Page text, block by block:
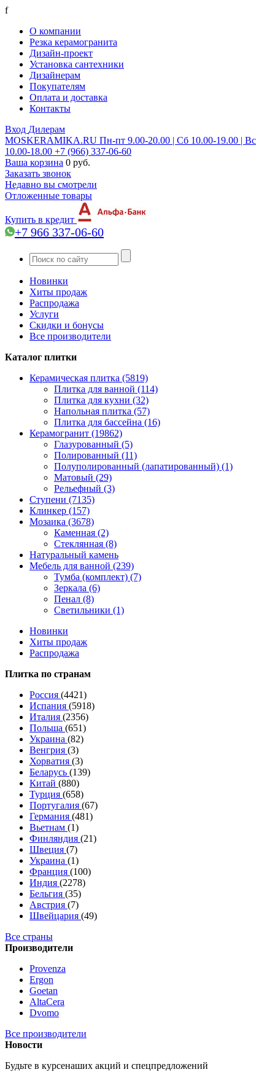
f
О компании
Резка керамогранита
Дизайн-проект
Установка сантехники
Дизайнерам
Покупателям
Оплата и доставка
Контакты
Вход Дилерам
MOSKERAMIKA.RU Пн-пт 9.00-20.00 | Сб 10.00-19.00 | Вс
10.00-18.00 +7 (966) 337-06-60
Ваша корзина 0 руб.
Заказать звонок
Недавно вы смотрели
Отложенные товары
Купить в кредит
+7 966 337-06-60
Новинки
Хиты продаж
Распродажа
Услуги
Скидки и бонусы
Все производители
Каталог плитки
Керамическая плитка (5819)
Плитка для ванной (114)
Плитка для кухни (32)
Напольная плитка (57)
Плитка для бассейна (16)
Керамогранит (19862)
Глазурованный (5)
Полированный (11)
Полуполированный (лапатированный) (1)
Матовый (29)
Рельефный (3)
Ступени (7135)
Клинкер (157)
Мозаика (3678)
Каменная (2)
Стеклянная (8)
Натуральный камень
Мебель для ванной (239)
Тумба (комплект) (7)
Зеркала (6)
Пенал (8)
Светильники (1)
Новинки
Хиты продаж
Распродажа
Плитка по странам
Россия (4421)
Испания (5918)
Италия (2356)
Польша (651)
Украина (82)
Венгрия (3)
Хорватия (3)
Беларусь (139)
Китай (880)
Турция (658)
Португалия (67)
Германия (481)
Вьетнам (1)
Финляндия (21)
Швеция (7)
Украина (1)
Франция (100)
Индия (2278)
Бельгия (35)
Австрия (7)
Швейцария (49)
Все страны
Производители
Provenza
Ergon
Goetan
AltaСera
Dvomo
Все производители
Новости
Будьте в курсенаших акций и спецпредложений